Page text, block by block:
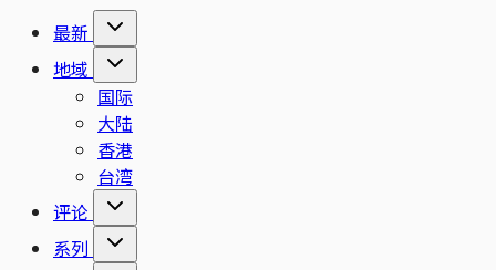
最新
地域
国际
大陆
香港
台湾
评论
系列